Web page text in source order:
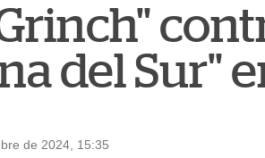
del Sur"
de 2024, 15:35